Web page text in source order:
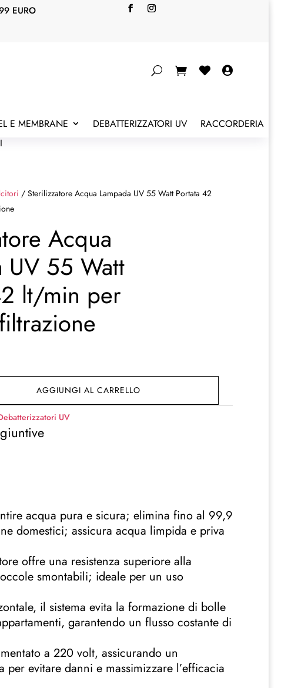
EURO
 
E MEMBRANE DEBATTERIZZATORI UV
RACCORDERIA
/ Sterilizzatore Acqua Lampada UV 55 Watt Portata 42
Acqua
UV 55 Watt
lt/min per
AGGIUNGI AL CARRELLO
UV
acqua pura e sicura; elimina fino al 99,9
domestici; assicura acqua limpida e priva
offre una resistenza superiore alla
smontabili; ideale per un uso
il sistema evita la formazione di bolle
garantendo un flusso costante di
a 220 volt, assicurando un
evitare danni e massimizzare l’efficacia